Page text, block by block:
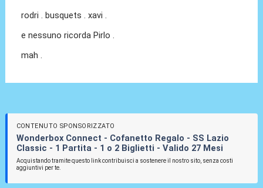
rodri . busquets . xavi .
e nessuno ricorda Pirlo .
mah .
CONTENUTO SPONSORIZZATO
Wonderbox Connect - Cofanetto Regalo - SS Lazio
Classic - 1 Partita - 1 o 2 Biglietti - Valido 27 Mesi
Acquistando tramite questo link contribuisci a sostenere il nostro sito, senza costi
aggiuntivi per te.